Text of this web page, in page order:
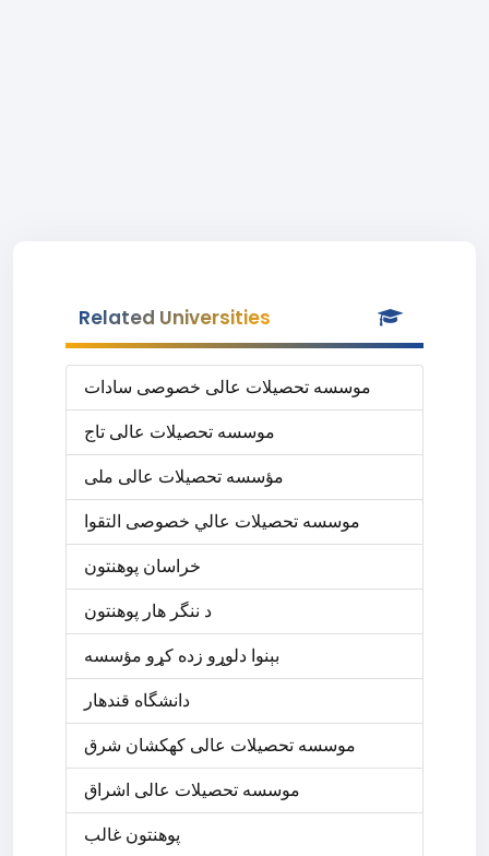
Related Universities
موسسه تحصیلات عالی خصوصی سادات
موسسه تحصیلات عالی تاج
مؤسسه تحصیلات عالی ملی
موسسه تحصيلات عالي خصوصی التقوا
د ننگر ھار پوھنتون
بېنوا دلوړو زده کړو مؤسسه
دانشگاه قندهار
موسسه تحصیلات عالی کهکشان شرق
موسسه تحصیلات عالی اشراق
پوهنتون غالب